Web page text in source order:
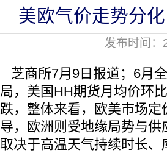
美欧气价走势分
发布时间
芝商所7月9日报道；6月
局，美国HH期货月均价环
跌，整体来看，欧美市场
导，欧洲则受地缘局势与
取决于高温天气持续时长